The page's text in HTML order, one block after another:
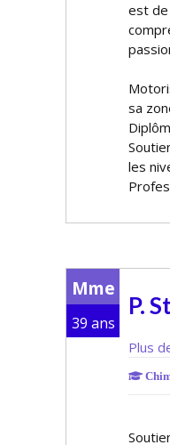
est de
sa
les
Mme
39 ans
P.
Plus